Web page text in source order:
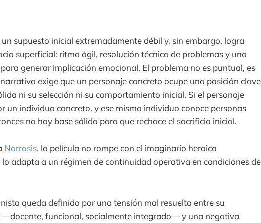
supuesto inicial extremadamente débil y, sin embargo, logra
superficial: ritmo ágil, resolución técnica de problemas y una
generar implicación emocional. El problema no es puntual, es
exige que un personaje concreto ocupe una posición clave
ni su selección ni su comportamiento inicial. Si el personaje
un individuo concreto, y ese mismo individuo conoce personas
no hay base sólida para que rechace el sacrificio inicial.
Narrasis, la película no rompe con el imaginario heroico
adapta a un régimen de continuidad operativa en condiciones de
queda definido por una tensión mal resuelta entre su
—docente, funcional, socialmente integrado— y una negativa